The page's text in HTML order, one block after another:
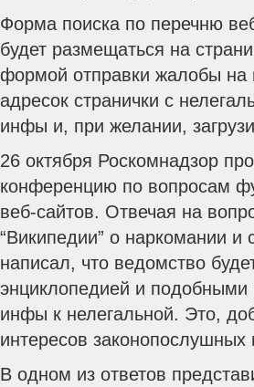
Форма поиска по перечню
будет размещаться на
формой отправки жалобы на
адресок странички с
инфы и, при желании,
26 октября Роскомнадзор
конференцию по вопросам
веб-сайтов. Отвечая на
“Википедии” о наркомании и
написал, что ведомство
энциклопедией и подобными
инфы к нелегальной. Это,
интересов законопослушных
В одном из ответов